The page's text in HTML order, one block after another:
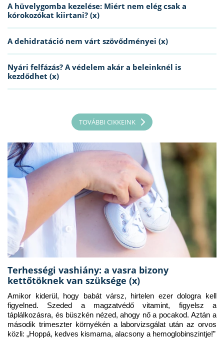
A hüvelygomba kezelése: Miért nem elég csak a
kórokozókat kiirtani? (x)
A dehidratáció nem várt szövődményei (x)
Nyári felfázás? A védelem akár a beleinknél is
kezdődhet (x)
TOVÁBBI CIKKEINK
Terhességi vashiány: a vasra bizony
kettőtöknek van szüksége (x)
Amikor kiderül, hogy babát vársz, hirtelen ezer dologra kell
figyelned. Szeded a magzatvédő vitamint, figyelsz a
táplálkozásra, és büszkén nézed, ahogy nő a pocakod. Aztán a
második trimeszter környékén a laborvizsgálat után az orvos
közli: „Hoppá, kedves kismama, alacsony a hemoglobinszintje!”